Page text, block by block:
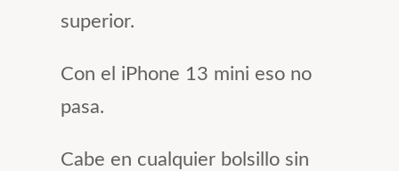
superior.
Con el iPhone 13 mini eso no
pasa.
Cabe en cualquier bolsillo sin